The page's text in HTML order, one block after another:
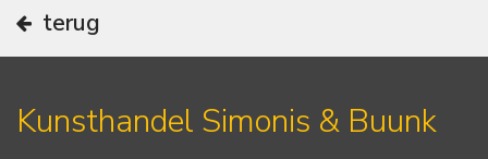
terug
Kunsthandel Simonis & Buunk